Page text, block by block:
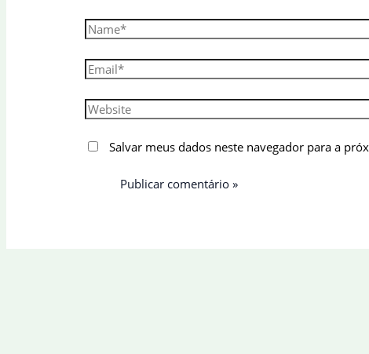
Name*
Email*
Website
Salvar meus dados neste navegador para a